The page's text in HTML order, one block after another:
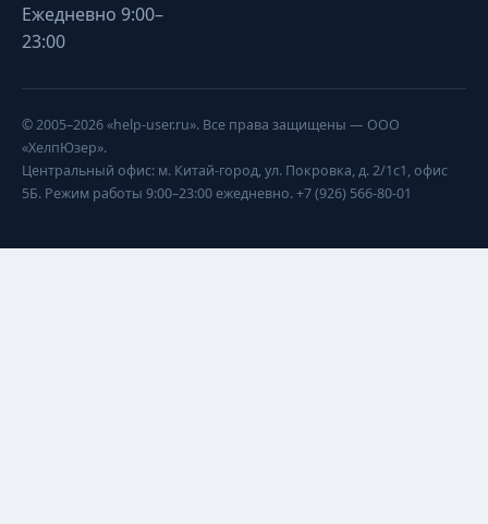
Ежедневно 9:00–
23:00
© 2005–2026 «help-user.ru». Все права защищены — ООО
«ХелпЮзер».
Центральный офис: м. Китай-город, ул. Покровка, д. 2/1с1, офис
5Б. Режим работы 9:00–23:00 ежедневно. +7 (926) 566-80-01